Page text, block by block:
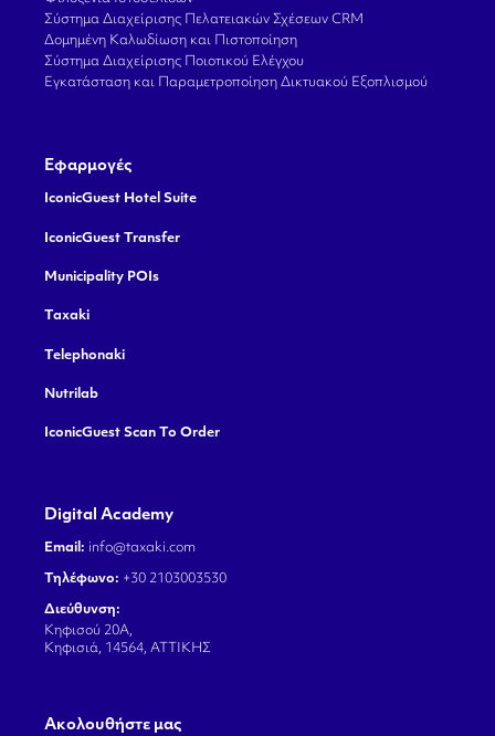
Σύστημα Διαχείρισης Πελατειακών Σχέσεων CRM
Δομημένη Καλωδίωση και Πιστοποίηση
Σύστημα Διαχείρισης Ποιοτικού Ελέγχου
Εγκατάσταση και Παραμετροποίηση Δικτυακού Εξοπλισμού
Εφαρμογές
IconicGuest Hotel Suite
IconicGuest Transfer
Municipality POIs
Taxaki
Telephonaki
Nutrilab
IconicGuest Scan To Order
Digital Academy
Email: info@taxaki.com
Τηλέφωνο: +30 2103003530
Διεύθυνση:
Κηφισού 20Α,
Κηφισιά, 14564, ΑΤΤΙΚΗΣ
Aκολουθήστε μας